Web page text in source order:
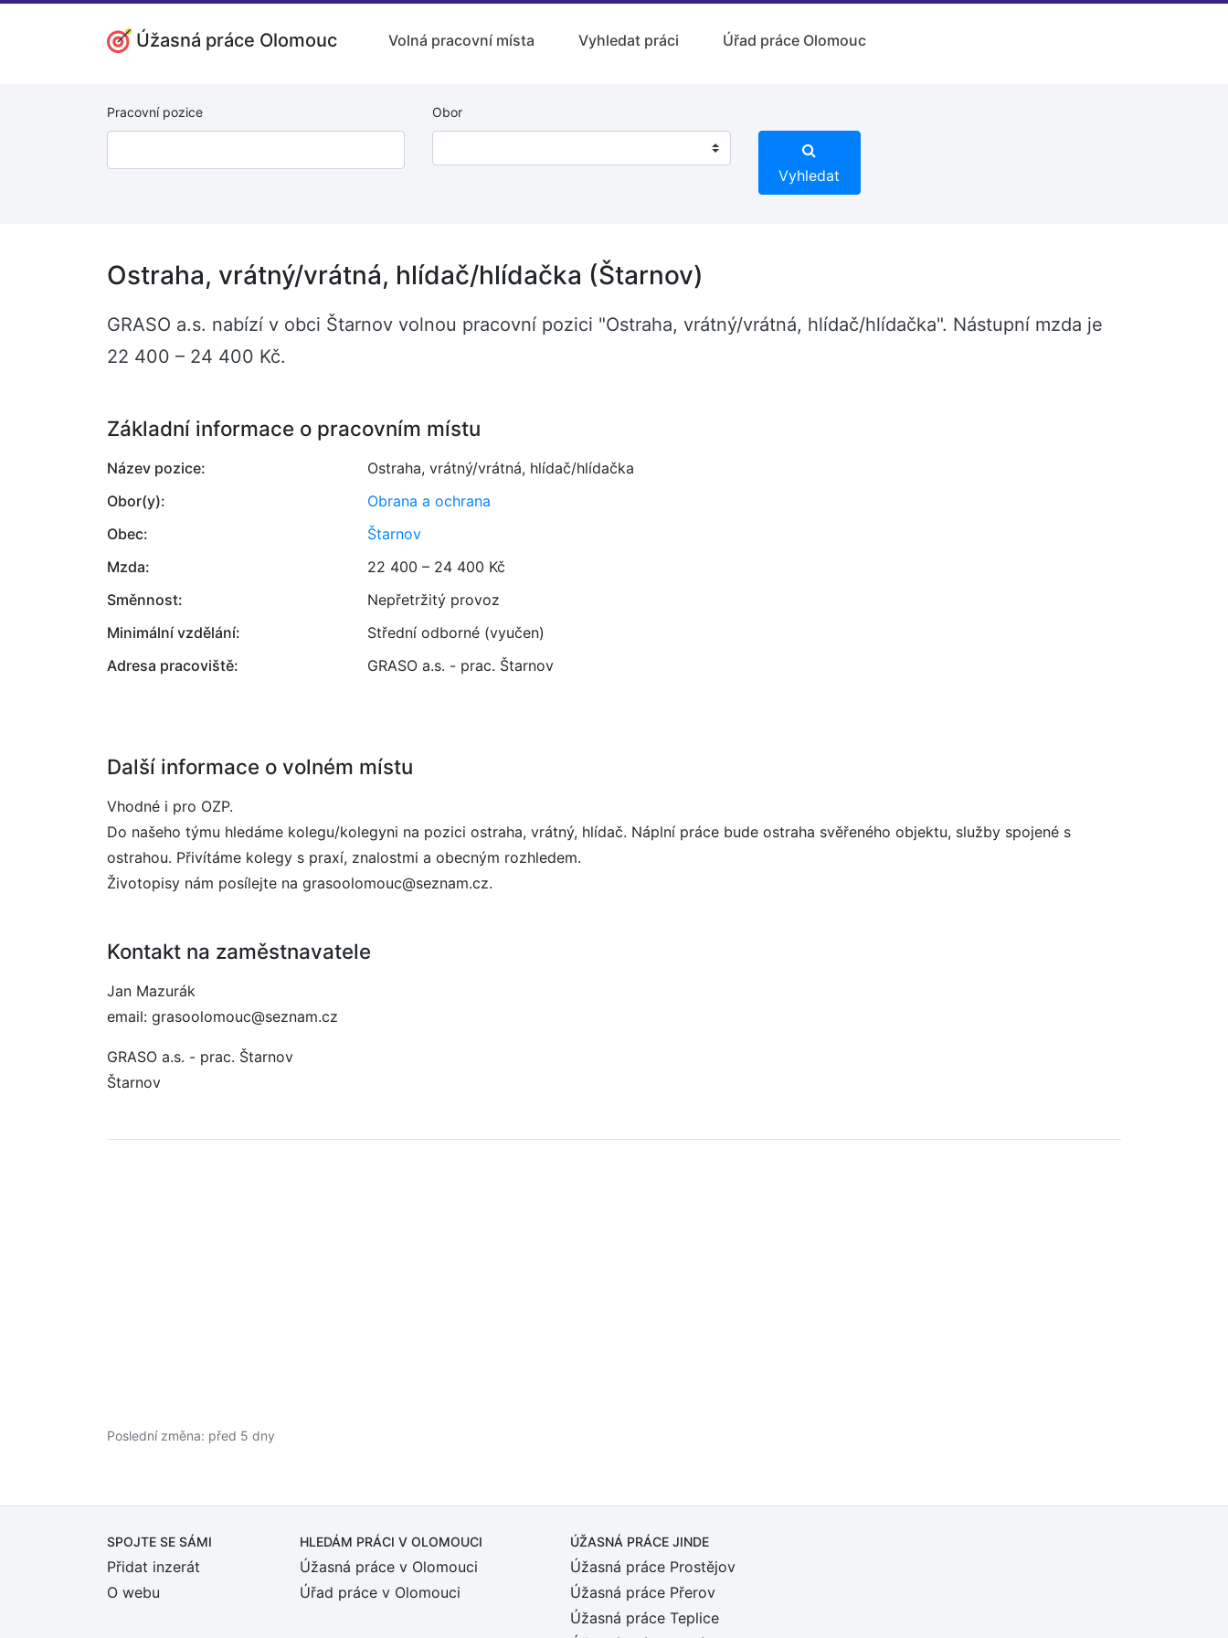
Úžasná práce Olomouc Volná pracovní místa Vyhledat práci Úřad práce Olomouc
Pracovní pozice Obor
Vyhledat
Ostraha, vrátný/vrátná, hlídač/hlídačka (Štarnov)
GRASO a.s. nabízí v obci Štarnov volnou pracovní pozici "Ostraha, vrátný/vrátná, hlídač/hlídačka". Nástupní mzda je
22 400 – 24 400 Kč.
Základní informace o pracovním místu
Název pozice:
Ostraha, vrátný/vrátná, hlídač/hlídačka
Obor(y):
Obrana a ochrana
Obec:
Štarnov
Mzda:
22 400 – 24 400 Kč
Směnnost:
Nepřetržitý provoz
Minimální vzdělání:
Střední odborné (vyučen)
Adresa pracoviště:
GRASO a.s. - prac. Štarnov
Další informace o volném místu
Vhodné i pro OZP.
Do našeho týmu hledáme kolegu/kolegyni na pozici ostraha, vrátný, hlídač. Náplní práce bude ostraha svěřeného objektu, služby spojené s
ostrahou. Přivítáme kolegy s praxí, znalostmi a obecným rozhledem.
Životopisy nám posílejte na grasoolomouc@seznam.cz.
Kontakt na zaměstnavatele
Jan Mazurák
email: grasoolomouc@seznam.cz
GRASO a.s. - prac. Štarnov
Štarnov
Poslední změna: před 5 dny
SPOJTE SE SÁMI
Přidat inzerát
O webu
HLEDÁM PRÁCI V OLOMOUCI
Úžasná práce v Olomouci
Úřad práce v Olomouci
ÚŽASNÁ PRÁCE JINDE
Úžasná práce Prostějov
Úžasná práce Přerov
Úžasná práce Teplice